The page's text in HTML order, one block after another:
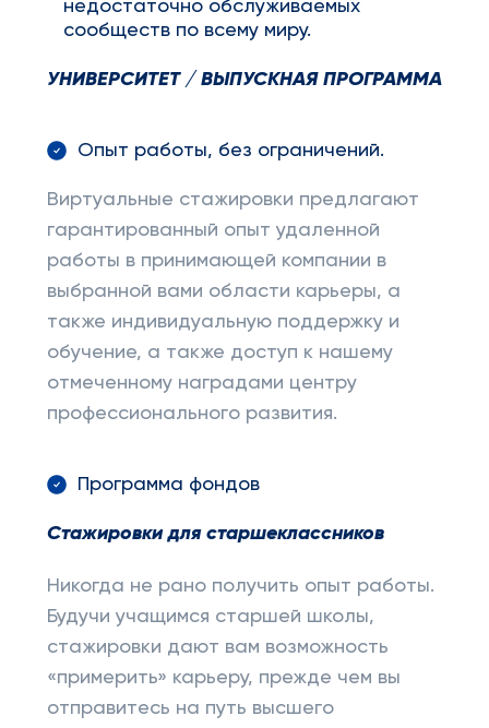
недостаточно обслуживаемых
сообществ по всему миру.
УНИВЕРСИТЕТ / ВЫПУСКНАЯ ПРОГРАММА
Опыт работы, без ограничений.
Виртуальные стажировки предлагают
гарантированный опыт удаленной
работы в принимающей компании в
выбранной вами области карьеры, а
также индивидуальную поддержку и
обучение, а также доступ к нашему
отмеченному наградами центру
профессионального развития.
Программа фондов
Стажировки для старшеклассников
Никогда не рано получить опыт работы.
Будучи учащимся старшей школы,
стажировки дают вам возможность
«примерить» карьеру, прежде чем вы
отправитесь на путь высшего